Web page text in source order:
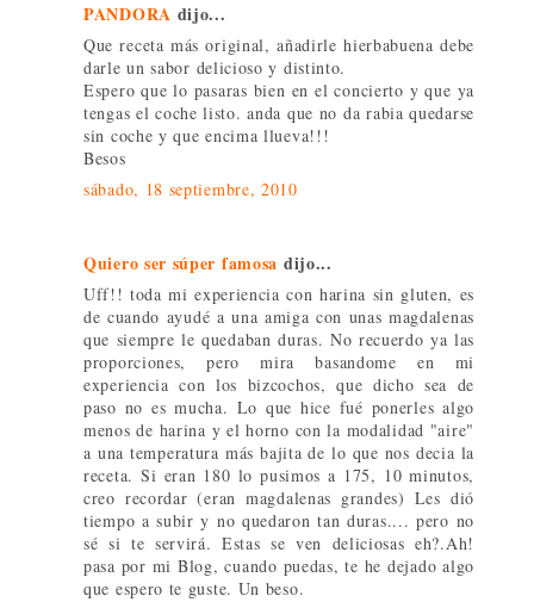
PANDORA dijo...
Que receta más original, añadirle hierbabuena debe
darle un sabor delicioso y distinto.
Espero que lo pasaras bien en el concierto y que ya
tengas el coche listo. anda que no da rabia quedarse
sin coche y que encima llueva!!!
Besos
sábado, 18 septiembre, 2010
Quiero ser súper famosa dijo...
Uff!! toda mi experiencia con harina sin gluten, es
de cuando ayudé a una amiga con unas magdalenas
que siempre le quedaban duras. No recuerdo ya las
proporciones, pero mira basandome en mi
experiencia con los bizcochos, que dicho sea de
paso no es mucha. Lo que hice fué ponerles algo
menos de harina y el horno con la modalidad "aire"
a una temperatura más bajita de lo que nos decia la
receta. Si eran 180 lo pusimos a 175, 10 minutos,
creo recordar (eran magdalenas grandes) Les dió
tiempo a subir y no quedaron tan duras.... pero no
sé si te servirá. Estas se ven deliciosas eh?.Ah!
pasa por mi Blog, cuando puedas, te he dejado algo
que espero te guste. Un beso.